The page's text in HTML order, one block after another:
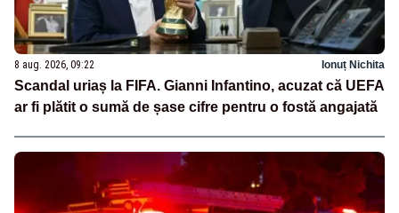
8 aug. 2026, 09:22 Ionuț Nichita
Scandal uriaș la FIFA. Gianni Infantino, acuzat că UEFA
ar fi plătit o sumă de șase cifre pentru o fostă angajată